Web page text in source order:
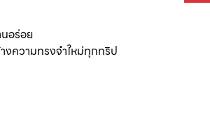
อร่อย
ความทรงจำใหม่ทุกทริป